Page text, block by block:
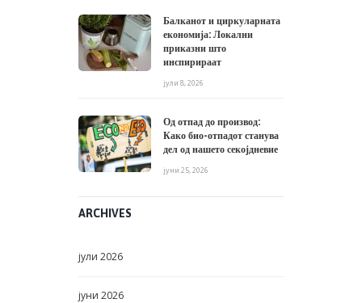
Балканот и циркуларната
економија: Локални
приказни што
инспирираат
јули 8, 2026
Од отпад до производ:
Како био-отпадот станува
дел од нашето секојдневие
јуни 25, 2026
ARCHIVES
јули 2026
јуни 2026